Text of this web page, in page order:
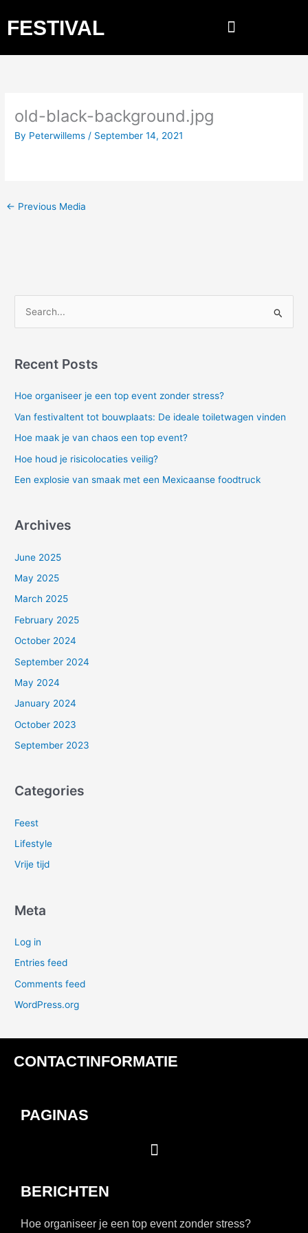
content
FESTIVAL
old-black-background.jpg
By Peterwillems / September 14, 2021
← Previous Media
r
o
r
:
Recent Posts
Hoe organiseer je een top event zonder stress?
Van festivaltent tot bouwplaats: De ideale toiletwagen vinden
Hoe maak je van chaos een top event?
Hoe houd je risicolocaties veilig?
Een explosie van smaak met een Mexicaanse foodtruck
Archives
June 2025
May 2025
March 2025
February 2025
October 2024
September 2024
May 2024
January 2024
October 2023
September 2023
Categories
Feest
Lifestyle
Vrije tijd
Meta
Log in
Entries feed
Comments feed
WordPress.org
CONTACTINFORMATIE
PAGINAS
BERICHTEN
Hoe organiseer je een top event zonder stress?